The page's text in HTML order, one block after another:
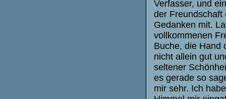
Verfasser, und
der Freundschaft
Gedanken mit.
vollkommenen
Buche, die Hand
nicht allein gut
seltener
es gerade so
mir sehr. Ich